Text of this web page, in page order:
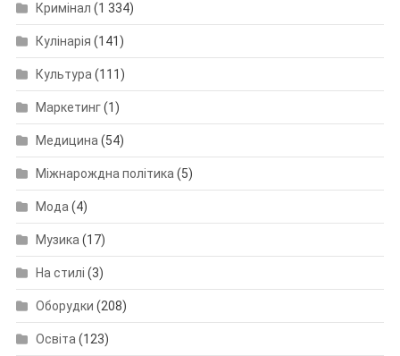
Кримінал (1 334)
Кулінарія (141)
Культура (111)
Маркетинг(1)
Медицина (54)
Міжнарождна політика (5)
Мода (4)
Музика (17)
На стилі (3)
Оборудки (208)
Освіта (123)